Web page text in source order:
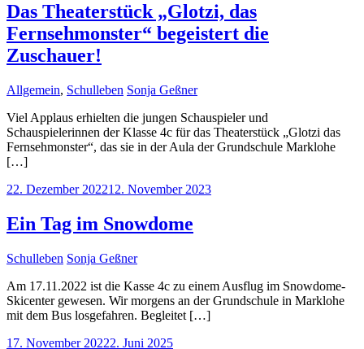
Das Theaterstück „Glotzi, das
Fernsehmonster“ begeistert die
Zuschauer!
Allgemein, Schulleben Sonja Geßner
Viel Applaus erhielten die jungen Schauspieler und
Schauspielerinnen der Klasse 4c für das Theaterstück „Glotzi das
Fernsehmonster“, das sie in der Aula der Grundschule Marklohe
[…]
22. Dezember 202212. November 2023
Ein Tag im Snowdome
Schulleben Sonja Geßner
Am 17.11.2022 ist die Kasse 4c zu einem Ausflug im Snowdome-
Skicenter gewesen. Wir morgens an der Grundschule in Marklohe
mit dem Bus losgefahren. Begleitet […]
17. November 20222. Juni 2025